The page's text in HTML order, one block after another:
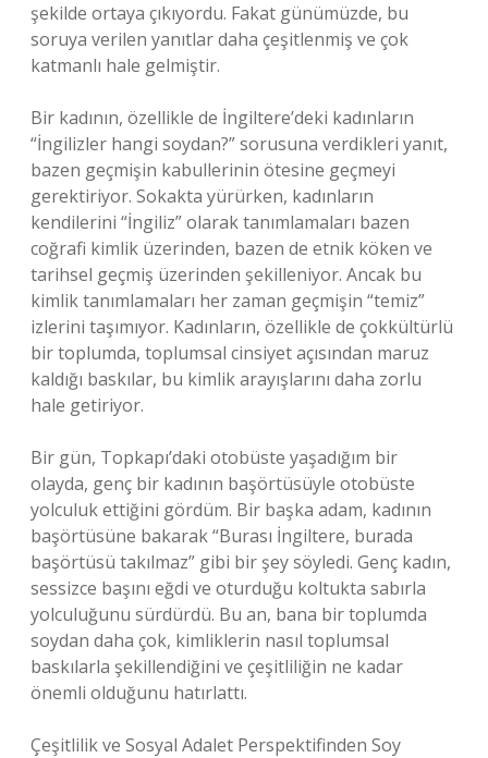
şekilde ortaya çıkıyordu. Fakat günümüzde, bu
soruya verilen yanıtlar daha çeşitlenmiş ve çok
katmanlı hale gelmiştir.
Bir kadının, özellikle de İngiltere’deki kadınların
“İngilizler hangi soydan?” sorusuna verdikleri yanıt,
bazen geçmişin kabullerinin ötesine geçmeyi
gerektiriyor. Sokakta yürürken, kadınların
kendilerini “İngiliz” olarak tanımlamaları bazen
coğrafi kimlik üzerinden, bazen de etnik köken ve
tarihsel geçmiş üzerinden şekilleniyor. Ancak bu
kimlik tanımlamaları her zaman geçmişin “temiz”
izlerini taşımıyor. Kadınların, özellikle de çokkültürlü
bir toplumda, toplumsal cinsiyet açısından maruz
kaldığı baskılar, bu kimlik arayışlarını daha zorlu
hale getiriyor.
Bir gün, Topkapı’daki otobüste yaşadığım bir
olayda, genç bir kadının başörtüsüyle otobüste
yolculuk ettiğini gördüm. Bir başka adam, kadının
başörtüsüne bakarak “Burası İngiltere, burada
başörtüsü takılmaz” gibi bir şey söyledi. Genç kadın,
sessizce başını eğdi ve oturduğu koltukta sabırla
yolculuğunu sürdürdü. Bu an, bana bir toplumda
soydan daha çok, kimliklerin nasıl toplumsal
baskılarla şekillendiğini ve çeşitliliğin ne kadar
önemli olduğunu hatırlattı.
Çeşitlilik ve Sosyal Adalet Perspektifinden Soy